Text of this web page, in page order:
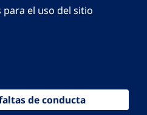
el uso del sitio
de conducta